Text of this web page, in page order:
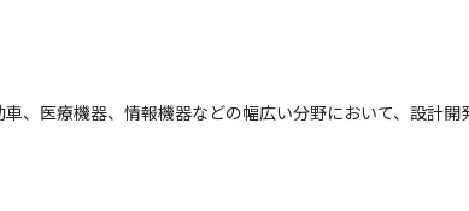
、医療機器、情報機器などの幅広い分野において、設計開